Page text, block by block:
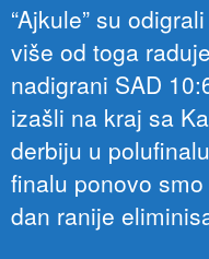
“Ajkule” su
više od toga
nadigrani SAD
izašli na kraj sa
derbiju u
finalu ponovo
dan ranije